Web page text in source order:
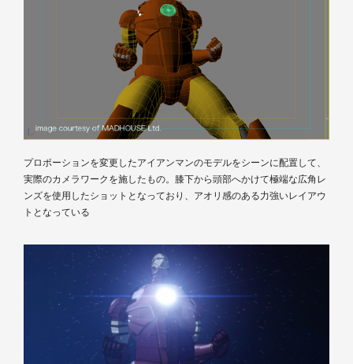
プロポーションを変更したアイアンマンのモデルをシーンに配置して、
実際のカメラワークを施したもの。膝下から頭部へかけて極端な広角レ
ンズを使用したショットとなっており、アオリ感のある力強いレイアウ
トとなっている